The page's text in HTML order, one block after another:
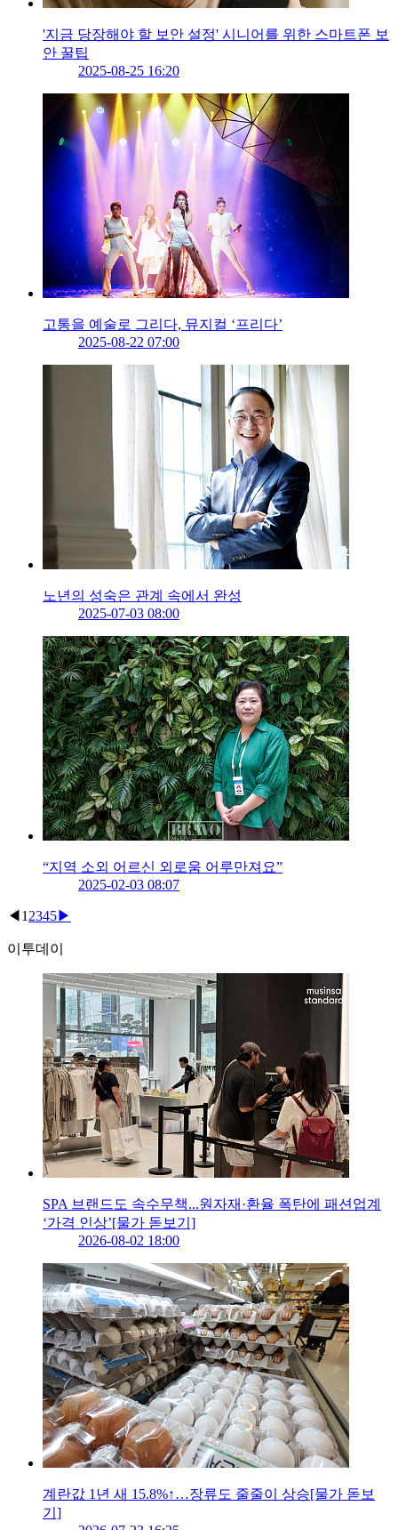
'지금 당장해야 할 보안 설정' 시니어를 위한 스마트폰 보
안 꿀팁
2025-08-25 16:20
고통을 예술로 그리다, 뮤지컬 ‘프리다’
2025-08-22 07:00
노년의 성숙은 관계 속에서 완성
2025-07-03 08:00
“지역 소외 어르신 외로움 어루만져요”
2025-02-03 08:07
◀ 1 2345▶
이투데이
SPA 브랜드도 속수무책...원자재·환율 폭탄에 패션업계
‘가격 인상’[물가 돋보기]
2026-08-02 18:00
계란값 1년 새 15.8%↑…장류도 줄줄이 상승[물가 돋보
기]